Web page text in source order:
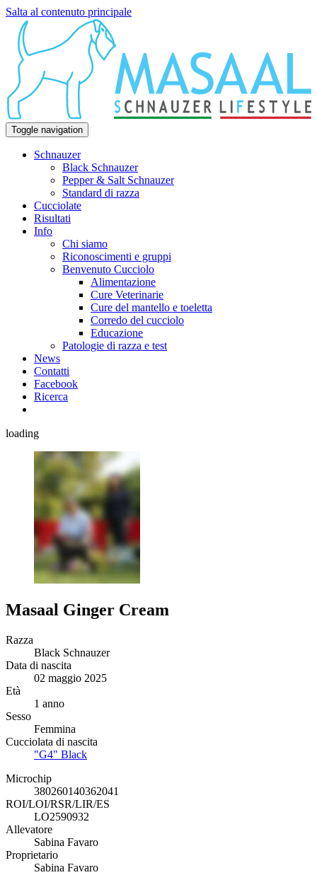
Salta al contenuto principale
Toggle navigation
Schnauzer
Black Schnauzer
Pepper & Salt Schnauzer
Standard di razza
Cucciolate
Risultati
Info
Chi siamo
Riconoscimenti e gruppi
Benvenuto Cucciolo
Alimentazione
Cure Veterinarie
Cure del mantello e toeletta
Corredo del cucciolo
Educazione
Patologie di razza e test
News
Contatti
Facebook
Ricerca
loading
Masaal Ginger Cream
Razza
Black Schnauzer
Data di nascita
02 maggio 2025
Età
1 anno
Sesso
Femmina
Cucciolata di nascita
"G4" Black
Microchip
380260140362041
ROI/LOI/RSR/LIR/ES
LO2590932
Allevatore
Sabina Favaro
Proprietario
Sabina Favaro